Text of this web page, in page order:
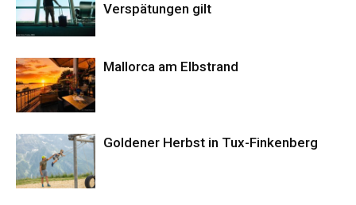
Verspätungen gilt
Mallorca am Elbstrand
Goldener Herbst in Tux-Finkenberg